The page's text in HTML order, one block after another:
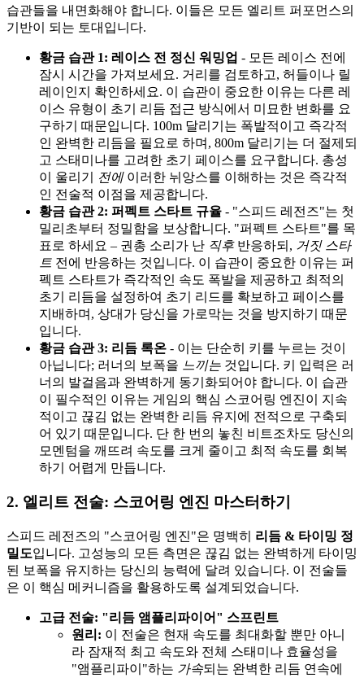
습관들을 내면화해야 합니다. 이들은 모든 엘리트 퍼포먼스의
기반이 되는 토대입니다.
황금 습관 1: 레이스 전 정신 워밍업 - 모든 레이스 전에
잠시 시간을 가져보세요. 거리를 검토하고, 허들이나 릴
레이인지 확인하세요. 이 습관이 중요한 이유는 다른 레
이스 유형이 초기 리듬 접근 방식에서 미묘한 변화를 요
구하기 때문입니다. 100m 달리기는 폭발적이고 즉각적
인 완벽한 리듬을 필요로 하며, 800m 달리기는 더 절제되
고 스태미나를 고려한 초기 페이스를 요구합니다. 총성
이 울리기
전에이러한 뉘앙스를 이해하는 것은 즉각적
인 전술적 이점을 제공합니다.
황금 습관 2: 퍼펙트 스타트 규율 - "스피드 레전즈"는 첫
밀리초부터 정밀함을 보상합니다. "퍼펙트 스타트"를 목
표로 하세요 – 권총 소리가 난 직후반응하되, 거짓 스타
트 전에 반응하는 것입니다. 이 습관이 중요한 이유는 퍼
펙트 스타트가 즉각적인 속도 폭발을 제공하고 최적의
초기 리듬을 설정하여 초기 리드를 확보하고 페이스를
지배하며, 상대가 당신을 가로막는 것을 방지하기 때문
입니다.
황금 습관 3: 리듬 록온 - 이는 단순히 키를 누르는 것이
아닙니다; 러너의 보폭을 느끼는 것입니다. 키 입력은 러
너의 발걸음과 완벽하게 동기화되어야 합니다. 이 습관
이 필수적인 이유는 게임의 핵심 스코어링 엔진이 지속
적이고 끊김 없는 완벽한 리듬 유지에 전적으로 구축되
어 있기 때문입니다. 단 한 번의 놓친 비트조차도 당신의
모멘텀을 깨뜨려 속도를 크게 줄이고 최적 속도를 회복
하기 어렵게 만듭니다.
2. 엘리트 전술: 스코어링 엔진 마스터하기
스피드 레전즈의 "스코어링 엔진"은 명백히 리듬 & 타이밍 정
밀도입니다. 고성능의 모든 측면은 끊김 없는 완벽하게 타이밍
된 보폭을 유지하는 당신의 능력에 달려 있습니다. 이 전술들
은 이 핵심 메커니즘을 활용하도록 설계되었습니다.
고급 전술: "리듬 앰플리파이어" 스프린트
원리: 이 전술은 현재 속도를 최대화할 뿐만 아니
라 잠재적 최고 속도와 전체 스태미나 효율성을
"앰플리파이"하는 가속되는 완벽한 리듬 연속에